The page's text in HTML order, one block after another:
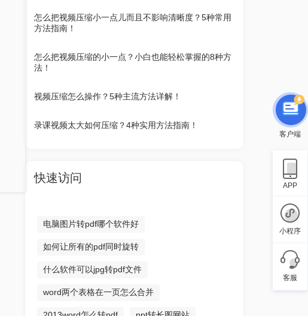
怎么把视频压缩小一点儿而且不影响清晰度？5种常用
方法指南！
怎么把视频压缩的小一点？小白也能轻松掌握的8种方
法！
视频压缩怎么操作？5种主流方法详解！
录课视频太大如何压缩？4种实用方法指南！
快速访问
电脑图片转pdf哪个软件好
如何让所有的pdf同时旋转
什么软件可以jpg转pdf文件
word两个表格在一页怎么合并
客户端
APP
小程序
客服